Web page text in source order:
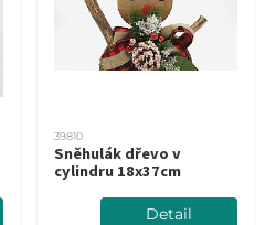
39810
Sněhulák dřevo v
cylindru 18x37cm
Detail